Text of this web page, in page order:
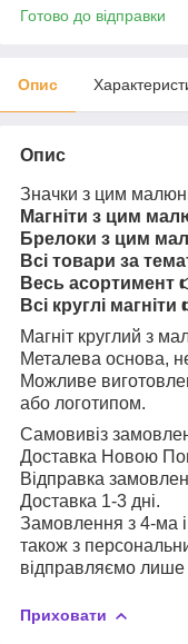
Готово до відправки
Опис
Опис
Значки з цим
Магніти з цим
Брелоки з цим
Всі товари за
Весь асортимент
Всі круглі магніти
Магніт круглий з
Металева основа,
Можливе
або логотипом.
Самовивіз
Доставка Новою
Відправка
Доставка 1-3 дні.
Замовлення з 4-ма
також з
відправляємо
Приховати